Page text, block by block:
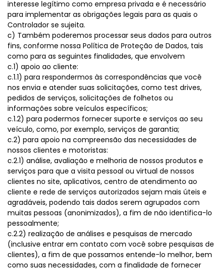
interesse legítimo como empresa privada e é necessário
para implementar as obrigações legais para as quais o
Controlador se sujeita.
c) Também poderemos processar seus dados para outros
fins, conforme nossa Política de Proteção de Dados, tais
como para as seguintes finalidades, que envolvem
c.1) apoio ao cliente:
c.1.1) para respondermos às correspondências que você
nos envia e atender suas solicitações, como test drives,
pedidos de serviços, solicitações de folhetos ou
informações sobre veículos específicos;
c.1.2) para podermos fornecer suporte e serviços ao seu
veículo, como, por exemplo, serviços de garantia;
c.2) para apoio na compreensão das necessidades de
nossos clientes e motoristas:
c.2.1) análise, avaliação e melhoria de nossos produtos e
serviços para que a visita pessoal ou virtual de nossos
clientes no site, aplicativos, centro de atendimento ao
cliente e rede de serviços autorizados sejam mais úteis e
agradáveis, podendo tais dados serem agrupados com
muitas pessoas (anonimizados), a fim de não identifica-lo
pessoalmente;
c.2.2) realização de análises e pesquisas de mercado
(inclusive entrar em contato com você sobre pesquisas de
clientes), a fim de que possamos entende-lo melhor, bem
como suas necessidades, com a finalidade de fornecer